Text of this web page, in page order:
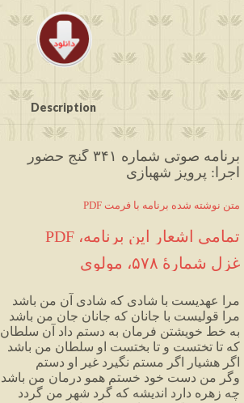
Description
برنامه صوتی شماره ۳۴۱ گنج حضور
اجرا: پرویز شهبازی
PDF متن نوشته شده برنامه با فرمت
تمامی اشعار این برنامه، PDF
غزل شمارهٔ ۵۷۸، مولوی
مرا عهدیست با شادی که شادی آن من باشد
مرا قولیست با جانان که جانان جان من باشد
به خط خویشتن فرمان به دستم داد آن سلطان
که تا تختست و تا بختست او سلطان من باشد
اگر هشیار اگر مستم نگیرد غیر او دستم
وگر من دست خود خستم همو درمان من باشد
چه زهره دارد اندیشه که گرد شهر من گردد